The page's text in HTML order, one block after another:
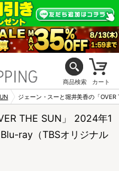
商品検索 カート
ジェーン・スーと堀井美香の「
THE SUN」 2024年1
ray（TBSオリジナル